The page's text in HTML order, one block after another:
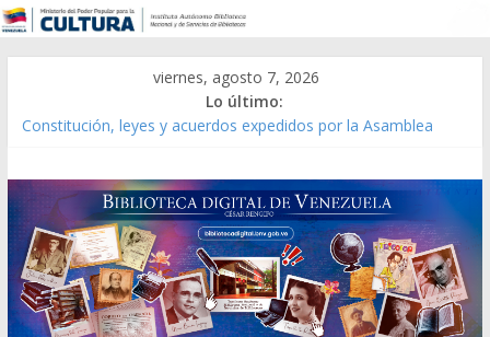
viernes, agosto 7, 2026
Lo último:
Constitución, leyes y acuerdos expedidos por la Asamblea
Modesta Bor Sánchez [material gráfico]
Gaceta Oficial de la República de Venezuela año CXXXIII Mes V,
Caracas 09 de marzo de 2006 N° 38.394
Catálogo temático de obras de Modesta Bor